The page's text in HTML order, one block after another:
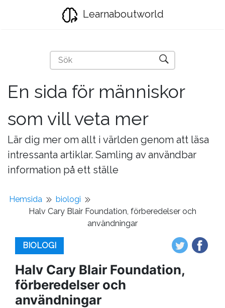
Learnaboutworld
En sida för människor
som vill veta mer
Lär dig mer om allt i världen genom att läsa
intressanta artiklar. Samling av användbar
information på ett ställe
Hemsida
biologi
Halv Cary Blair Foundation, förberedelser och
användningar
BIOLOGI
Halv Cary Blair Foundation,
förberedelser och
användningar